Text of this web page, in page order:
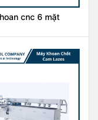
cnc 6 mặt